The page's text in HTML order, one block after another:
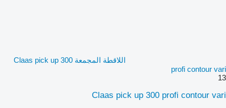
اللاقطة المجمعة Claas pick up 300
profi contour vari
13
Claas pick up 300 profi contour vari